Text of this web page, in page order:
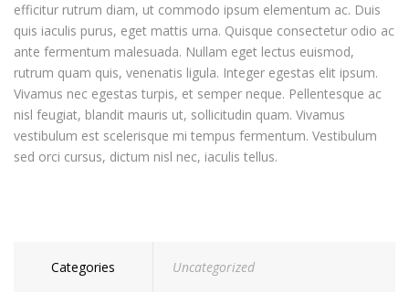
efficitur rutrum diam, ut commodo ipsum elementum ac. Duis
quis iaculis purus, eget mattis urna. Quisque consectetur odio ac
ante fermentum malesuada. Nullam eget lectus euismod,
rutrum quam quis, venenatis ligula. Integer egestas elit ipsum.
Vivamus nec egestas turpis, et semper neque. Pellentesque ac
nisl feugiat, blandit mauris ut, sollicitudin quam. Vivamus
vestibulum est scelerisque mi tempus fermentum. Vestibulum
sed orci cursus, dictum nisl nec, iaculis tellus.
Categories Uncategorized